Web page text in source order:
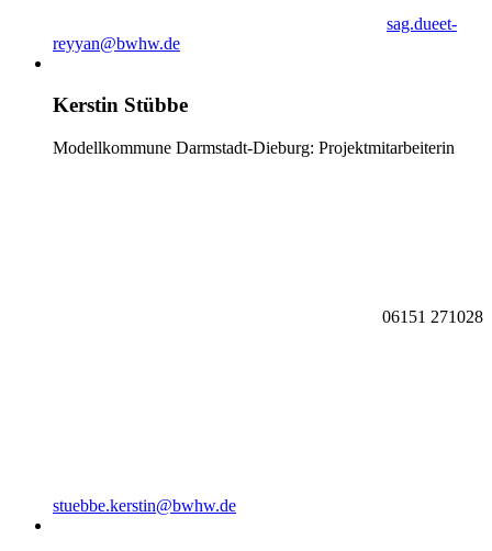
sag.dueet-
reyyan@bwhw.de
Kerstin Stübbe
Modellkommune Darmstadt-Dieburg: Projektmitarbeiterin
06151 271028
stuebbe.kerstin@bwhw.de